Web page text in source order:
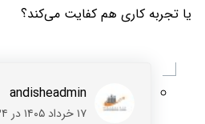
یا تجربه کاری هم کفایت می‌کند؟
andisheadmin
۱۷ خرداد ۱۴۰۵ در ۰۹:۳۴